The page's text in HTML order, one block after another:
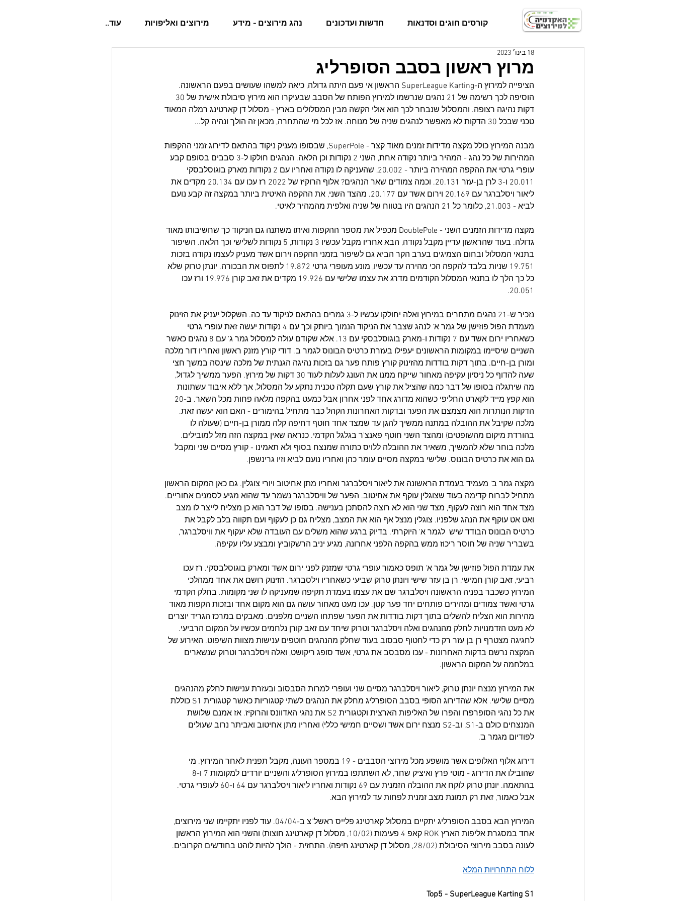
קורסים חוגים וסדנאות חדשות ועדכונים נהג מירוצים - מידע מירוצים ואליפויות עוד..
מרוץ ראשון בסבב הסופרליג
18 בינו׳ 2023
הציפייה למירוץ ה-SuperLeague Karting הראשון אי פעם היתה גדולה, כיאה למשהו שעושים בפעם הראשונה.
דקות נהיגה רצופה. והמסלול שנבחר לכך הוא אולי הקשה מבין המסלולים בארץ - מסלול דן קארטינג רמלה המאוד
טכני שבכל 30 הדקות לא מאפשר לנהגים שניה של מנוחה. אז לכל מי שהתחרה, מכאן זה הולך ונהיה קל...
מבנה המירוץ כולל מקצה מדידות זמנים מאוד קצר - SuperPole, שבסופו מעניק ניקוד בהתאם לדירוג זמני ההקפות
המהירות של כל נהג - המהיר ביותר נקודה אחת, השני 2 נקודות וכן הלאה. הנהגים חולקו ל-3 סבבים בסופם קבע
עופרי גרטי את ההקפה המהירה ביותר - 20.002, שהעניקה לו נקודה ואחריו עם 2 נקודות מארק בוגוסלבסקי
20.011 ו-3 לרן בן-עזר 20.131. וכמה צמודים שאר הנהגים? אלוף הרוקיז של 2022 רז עכו עם 20.134 מקדים את
ליאור ויסלברגר עם 20.169 וירום אשד עם 20.177. מהצד השני, את ההקפה האיטית ביותר במקצה זה קבע נועם
לביא - 21.003, כלומר כל 21 הנהגים היו בטווח של שניה ואלפית מהמהיר לאיטי.
מקצה מדידות הזמנים השני - DoublePole מכפיל את מספר ההקפות ואיתו משתנה גם הניקוד כך שחשיבותו מאוד
גדולה. בעוד שהראשון עדיין מקבל נקודה, הבא אחריו מקבל עכשיו 3 נקודות, 5 נקודות לשלישי וכך הלאה. השיפור
בתנאי המסלול ובחום הצמיגים בערב הקר הביא גם לשיפור בזמני ההקפה וירום אשד מעניק לעצמו נקודה בזכות
19.751 שניות בלבד להקפה הכי מהירה עד עכשיו, מונע מעופרי גרטי 19.872 לתפוס את הבכורה. יונתן טרוק שלא
כל כך הלך לו בתנאי המסלול הקודמים מדרג את עצמו שלישי עם 19.926 מקדים את זאב קורן 19.976 ורז עכו
20.051.
נזכיר ש-21 נהגים מתחרים במירוץ ואלה יחולקו עכשיו ל-3 גמרים בהתאם לניקוד עד כה. השקלול יעניק את הזינוק
מעמדת הפול פוזישן של גמר א' לנהג שצבר את הניקוד הנמוך ביותק וכך עם 4 נקודות יעשה זאת עופרי גרטי
כשאחריו ירום אשד עם 7 נקודות ו-מארק בוגוסלבסקי עם 13. אלא שקודם עולה למסלול גמר ג' עם 8 נהגים כאשר
השניים שיסיימו במקומות הראשונים יעפילו בעזרת כרטיס הבונוס לגמר ב'. דודי קורץ מזנק ראשון ואחריו דור מלכה
ומורן בן-חיים. בתוך דקות בודדות מהזינוק קורץ פותח פער גם בזכות נהיגה הגנתית של מלכה שינסה במשך חצי
שעה להדוף כל ניסיון עקיפה מאחור שייקח ממנו את העונג לעלות לעוד 30 דקות של מירוץ. הפער ממשיך לגדול,
מה שיתגלה בסופו של דבר כמה שהציל את קורץ שעם תקלה טכנית נתקע על המסלול, אך ללא איבוד עשתונות
הדקות הנותרות הוא מצמצם את הפער ובדקות האחרונות הקהל כבר מתחיל בהימורים - האם הוא יעשה זאת.
מלכה שקיבל את ההובלה במתנה ממשיך להגן עד שמצד אחד חוטף דחיפה קלה ממורן בן-חיים (שעולה לו
בהורדת מיקום מהשופטים) ומהצד השני חוטף פאנצ'ר בגלגל הקדמי. כנראה שאין במקצה הזה מזל למובילים.
מלכה בוחר שלא להמשיך, משאיר את ההובלה ללויס כתורה שמנצח בסוף ולא תאמינו - קורץ מסיים שני ומקבל
גם הוא את כרטיס הבונוס. שלישי במקצה מסיים עומר כהן ואחריו נועם לביא וזיו גרינשפן.
מקצה גמר ב' מעמיד בעמדת הראשונה את ליאור ויסלברגר ואחריו מתן אחיטוב ויורי צוגלין. גם כאן המקום הראשון
מתחיל לברוח קדימה בעוד שצוגלין עוקף את אחיטוב. הפער של וויסלברגר נשמר עד שהוא מגיע לסמנים אחוריים.
מצד אחד הוא רוצה לעקוף, מצד שני הוא לא רוצה להסתכן בענישה. בסופו של דבר הוא כן מצליח לייצר לו מצב
ואט אט עוקף את הנהג שלפניו. צוגלין מנצל אף הוא את המצב, מצליח גם כן לעקוף ועם תקווה בלב לקבל את
כרטיס הבונוס הבודד שיש  לגמר א' היוקרתי. בדיוק ברגע שהוא משלים עם העובדה שלא יעקוף את וויסלברגר,
בשבריר שניה של חוסר ריכוז ממש בהקפה הלפני אחרונה, מגיע יניב הרשקוביץ ומבצע עליו עקיפה.
את עמדת הפול פוזישן של גמר א' תופס כאמור עופרי גרטי שמזנק לפני ירום אשד ומארק בוגוסלבסקי. רז עכו
רביעי, זאב קורן חמישי, רן בן עזר שישי ויונתן טרוק שביעי כשאחריו וילסברגר. הזינוק רושם את אחד ממהלכי
המירוץ כשכבר בפניה הראשונה ויסלברגר שם את עצמו בעמדת תקיפה שמעניקה לו שני מקומות. בחלק הקדמי
גרטי ואשד צמודים ומהירים פותחים יחד פער קטן. עכו מעט מאחור עושה גם הוא מקום אחד ובזכות הקפות מאוד
מהירות הוא הצליח להשלים בתוך דקות בודדות את הפער שפתחו השניים מלפנים. מאבקים במרכז הגריד יוצרים
לא מעט הזדמנויות לחלק מהנהגים ואלה ויסלברגר וטרוק שיחד עם זאב קורן נלחמים עכשיו על המקום הרביעי.
לחגיגה מצטרף רן בן עזר רק כדי לחטוף סבסוב בעוד שחלק מהנהגים חוטפים ענישות מצוות השיפוט. האירוע של
המקצה נרשם בדקות האחרונות - עכו מסבסב את גרטי, אשד סופג ריקושט, ואלה ויסלברגר וטרוק שנשארים
במלחמה על המקום הראשון.
את המירוץ מנצח יונתן טרוק, ליאור ויסלברגר מסיים שני ועופרי למרות הסבסוב ובעזרת ענישות לחלק מהנהגים
מסיים שלישי. אלא שהדירוג הסופי בסבב הסופרליג מחלק את הנהגים לשתי קטגוריות כאשר קטגורית S1 כוללת
את כל נהגי הסופרפרו והפרו של האליפות הארצית וקטגורית S2 את נהגי האדוונס והרוקיז. אז אמנם שלושת
המנצחים כולם ב-S1, וב-S2 מנצח ירום אשד (שסיים חמישי כללי) ואחריו מתן אחיטוב ואביתר נרוב שעולים
לפודיום מגמר ב'.
דירוג אלוף האלופים אשר מושפע מכל מירוצי הסבבים - 19 במספר העונה, מקבל תפנית לאחר המירוץ. מי
בהתאמה. יונתן טרוק לוקח את ההובלה הזמנית עם 69 נקודות ואחריו ליאור ויסלברגר עם 64 ו-60 לעופרי גרטי.
אבל כאמור, זאת רק תמונת מצב זמנית לפחות עד למירוץ הבא.
המירוץ הבא בסבב הסופרליג יתקיים במסלול קארטינג פלייס ראשל"צ ב-04/04. עוד לפניו יתקיימו שני מירוצים,
אחד במסגרת אליפות הארץ ROK קאפ 4 פעימות (10/02, מסלול דן קארטינג חוצות) והשני הוא המירוץ הראשון
לעונה בסבב מירוצי הסיבולת (28/02, מסלול דן קארטינג חיפה). התחזית - הולך להיות לוהט בחודשים הקרובים.
ללוח התחרויות המלא
Top5 - SuperLeague Karting S1